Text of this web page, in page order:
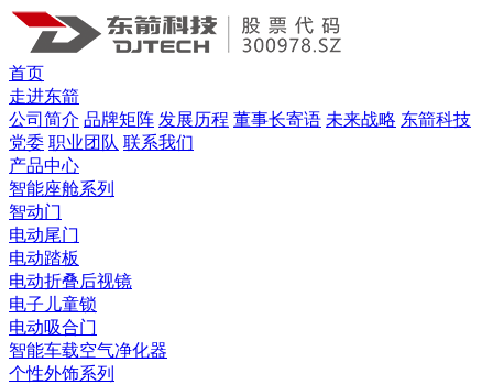
首页
走进东箭
公司简介 品牌矩阵 发展历程 董事长寄语 未来战略 东箭科技
党委 职业团队 联系我们
产品中心
智能座舱系列
智动门
电动尾门
电动踏板
电动折叠后视镜
电子儿童锁
电动吸合门
智能车载空气净化器
个性外饰系列